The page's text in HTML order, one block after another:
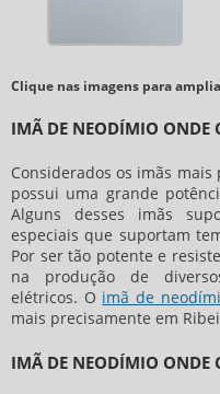
Clique nas imagens para
IMÃ DE NEODÍMIO ONDE
Considerados os imãs
possui uma grande
Alguns desses imãs
especiais que suportam
Por ser tão potente e
na produção de
elétricos. O imã de
mais precisamente em
IMÃ DE NEODÍMIO ONDE